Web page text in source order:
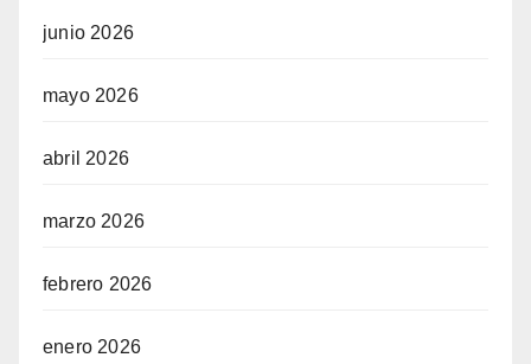
junio 2026
mayo 2026
abril 2026
marzo 2026
febrero 2026
enero 2026